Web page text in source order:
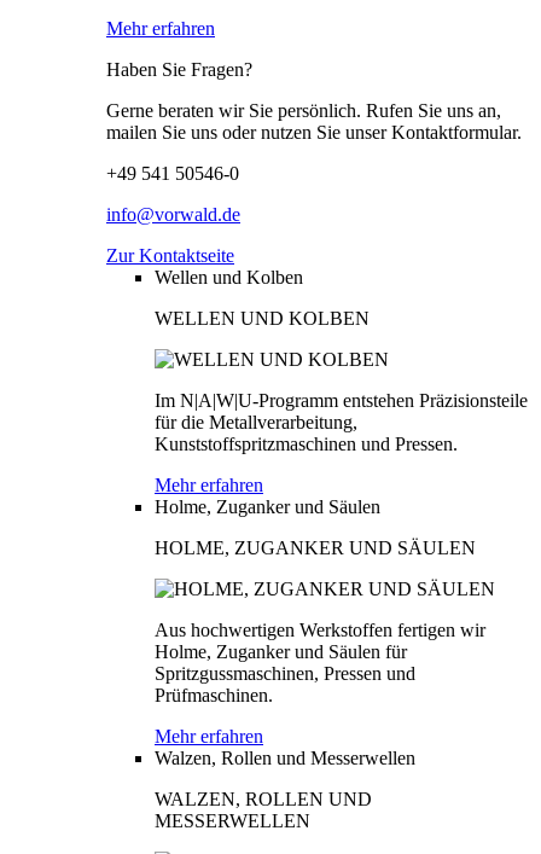
Mehr erfahren
Haben Sie Fragen?
Gerne beraten wir Sie persönlich. Rufen Sie uns an,
mailen Sie uns oder nutzen Sie unser Kontaktformular.
+49 541 50546-0
info@vorwald.de
Zur Kontaktseite
Wellen und Kolben
WELLEN UND KOLBEN
Im N|A|W|U-Programm entstehen Präzisionsteile
für die Metallverarbeitung,
Kunststoffspritzmaschinen und Pressen.
Mehr erfahren
Holme, Zuganker und Säulen
HOLME, ZUGANKER UND SÄULEN
Aus hochwertigen Werkstoffen fertigen wir
Holme, Zuganker und Säulen für
Spritzgussmaschinen, Pressen und
Prüfmaschinen.
Mehr erfahren
Walzen, Rollen und Messerwellen
WALZEN, ROLLEN UND
MESSERWELLEN